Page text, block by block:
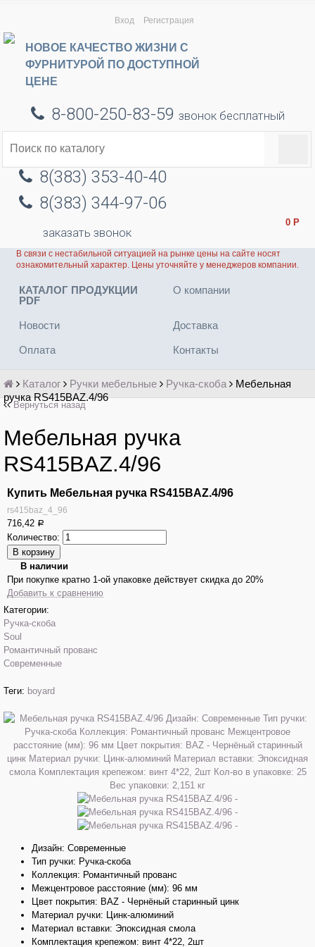
Вход Регистрация
НОВОЕ КАЧЕСТВО ЖИЗНИ С
ФУРНИТУРОЙ ПО ДОСТУПНОЙ
ЦЕНЕ
8-800-250-83-59 звонок бесплатный
8(383) 353-40-40
8(383) 344-97-06
заказать звонок
0 Р
В связи с нестабильной ситуацией на рынке цены на сайте носят
ознакомительный характер. Цены уточняйте у менеджеров компании.
КАТАЛОГ ПРОДУКЦИИ
PDF
О компании
Новости Доставка
Оплата Контакты
Каталог Ручки мебельные Ручка-скоба
Мебельная
ручка RS415BAZ.4/96
Вернуться назад
Мебельная ручка
RS415BAZ.4/96
Купить Мебельная ручка RS415BAZ.4/96
rs415baz_4_96
716,42 Р
Количество:
В наличии
При покупке кратно 1-ой упаковке действует скидка до 20%
Добавить к сравнению
Категории:
Ручка-скоба
Soul
Романтичный прованс
Современные
Теги: boyard
Дизайн: Современные
Тип ручки: Ручка-скоба
Коллекция: Романтичный прованс
Межцентровое расстояние (мм): 96 мм
Цвет покрытия: BAZ - Чернёный старинный цинк
Материал ручки: Цинк-алюминий
Материал вставки: Эпоксидная смола
Комплектация крепежом: винт 4*22, 2шт